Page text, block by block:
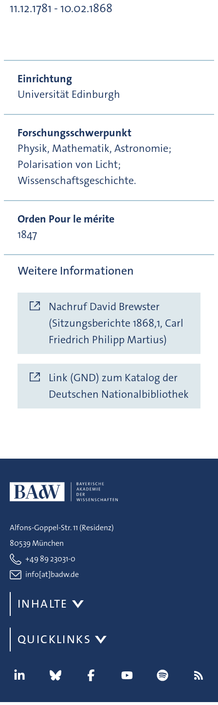
11.12.1781 - 10.02.1868
Einrichtung
Universität Edinburgh
Forschungsschwerpunkt
Physik, Mathematik, Astronomie;
Polarisation von Licht;
Wissenschaftsgeschichte.
Orden Pour le mérite
1847
Weitere Informationen
Nachruf David Brewster
(Sitzungsberichte 1868,1, Carl
Friedrich Philipp Martius)
Link (GND) zum Katalog der
Deutschen Nationalbibliothek
Alfons-Goppel-Str. 11 (Residenz)
80539 München
+49 89 23031-0
info[at]badw.de
INHALTE
QUICKLINKS